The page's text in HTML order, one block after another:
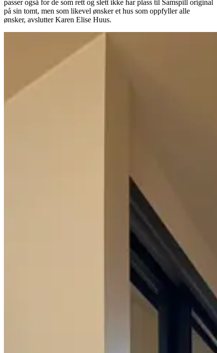
passer også for de som rett og slett ikke har plass til Samspill original
på sin tomt, men som likevel ønsker et hus som oppfyller alle
ønsker, avslutter Karen Elise Huus.